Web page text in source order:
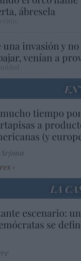
ábresela
una invasión y
venían a
tiempo
a
(y
LA
escenario:
se